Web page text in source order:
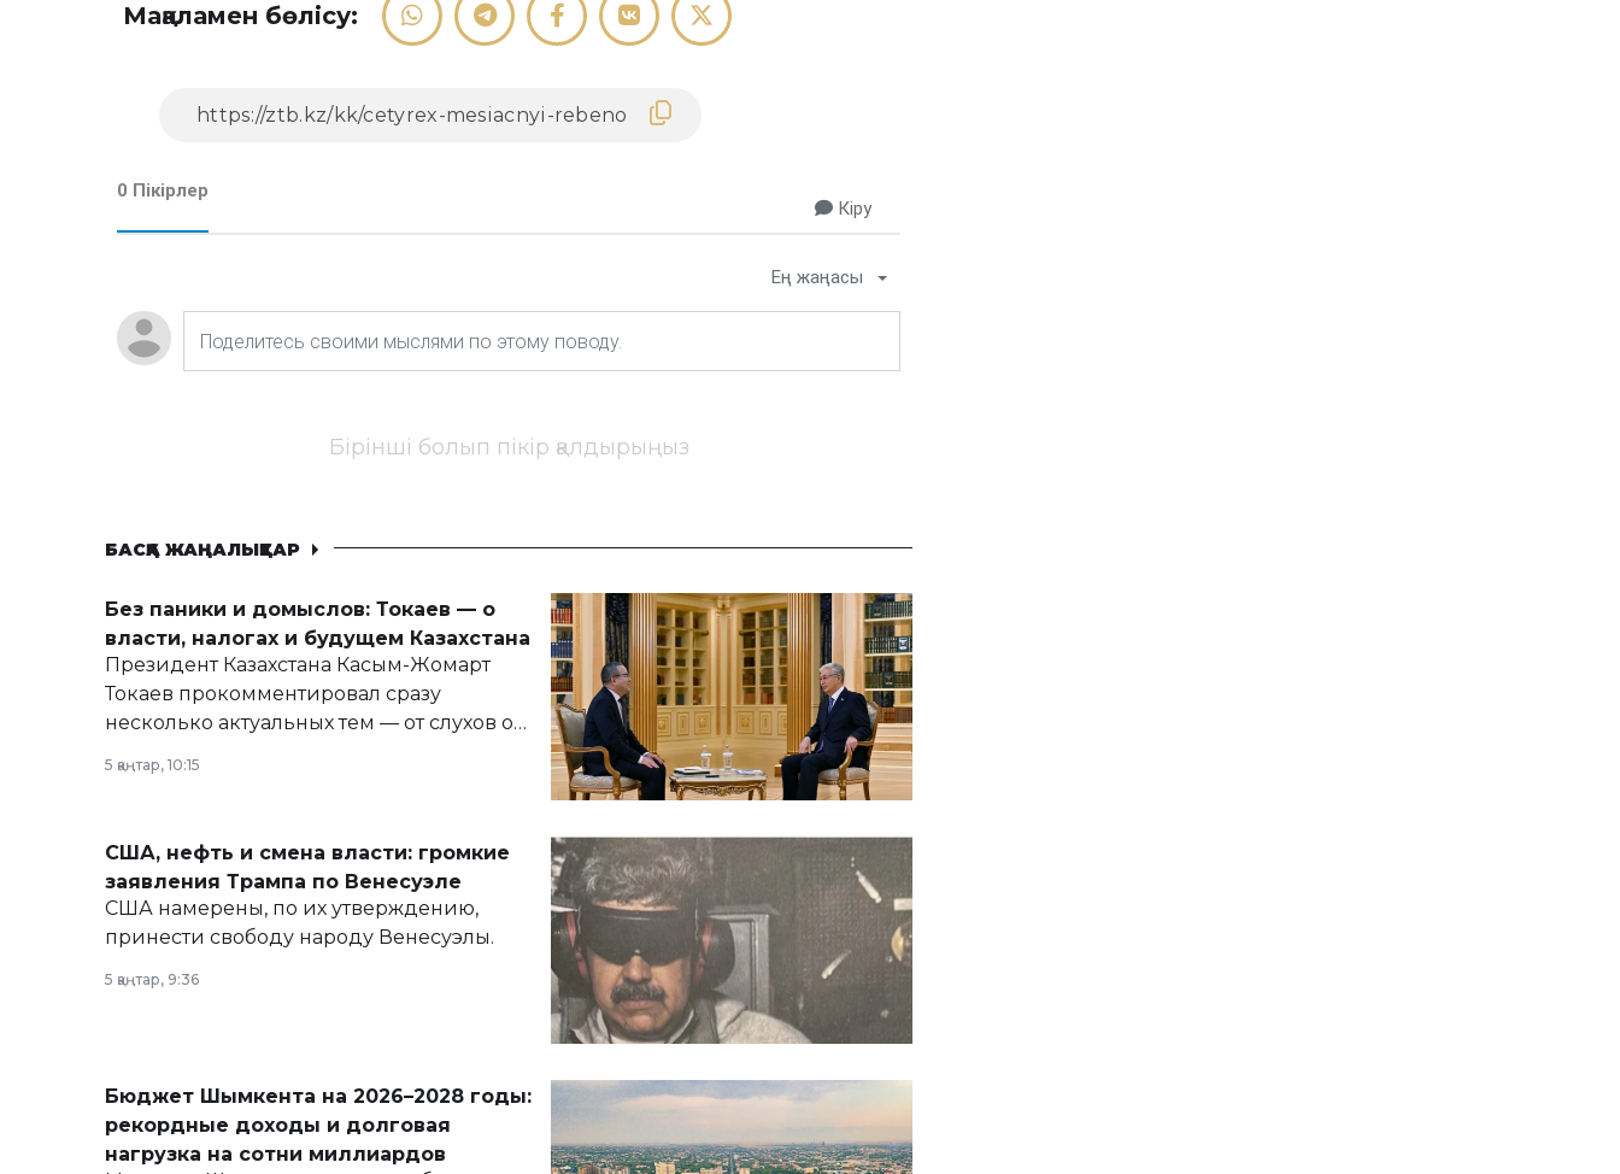
Мақаламен бөлісу:
0 Пікірлер
Кіру
Ең жаңасы
Бірінші болып пікір қалдырыңыз
БАСҚА ЖАҢАЛЫҚТАР
Без паники и домыслов: Токаев — о
власти, налогах и будущем Казахстана
Президент Казахстана Касым-Жомарт
Токаев прокомментировал сразу
несколько актуальных тем — от слухов о
армии, экономики и личного здоровья.
5 қаңтар, 10:15
США, нефть и смена власти: громкие
заявления Трампа по Венесуэле
США намерены, по их утверждению,
принести свободу народу Венесуэлы.
5 қаңтар, 9:36
Бюджет Шымкента на 2026–2028 годы:
рекордные доходы и долговая
нагрузка на сотни миллиардов